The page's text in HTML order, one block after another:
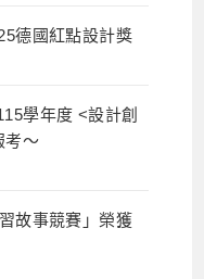
德國紅點設計獎
學年度 <設計創
考～
故事競賽」榮獲